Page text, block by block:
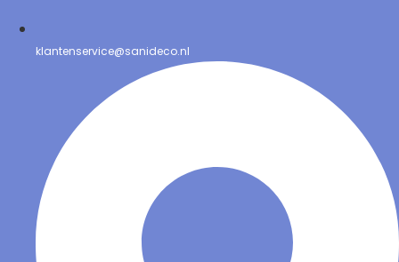
klantenservice@sanideco.nl